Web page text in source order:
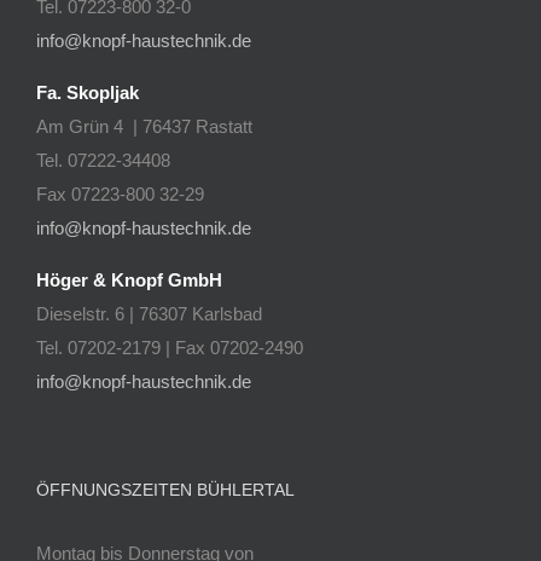
Tel. 07223-800 32-0
info@knopf-haustechnik.de
Fa. Skopljak
Am Grün 4 | 76437 Rastatt
Tel. 07222-34408
Fax 07223-800 32-29
info@knopf-haustechnik.de
Höger & Knopf GmbH
Dieselstr. 6 | 76307 Karlsbad
Tel. 07202-2179 | Fax 07202-2490
info@knopf-haustechnik.de
ÖFFNUNGSZEITEN BÜHLERTAL
Montag bis Donnerstag von